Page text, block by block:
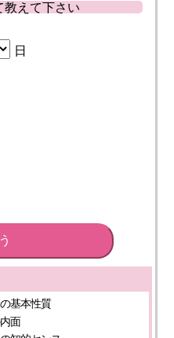
教えて下さい
日
基本性質
面